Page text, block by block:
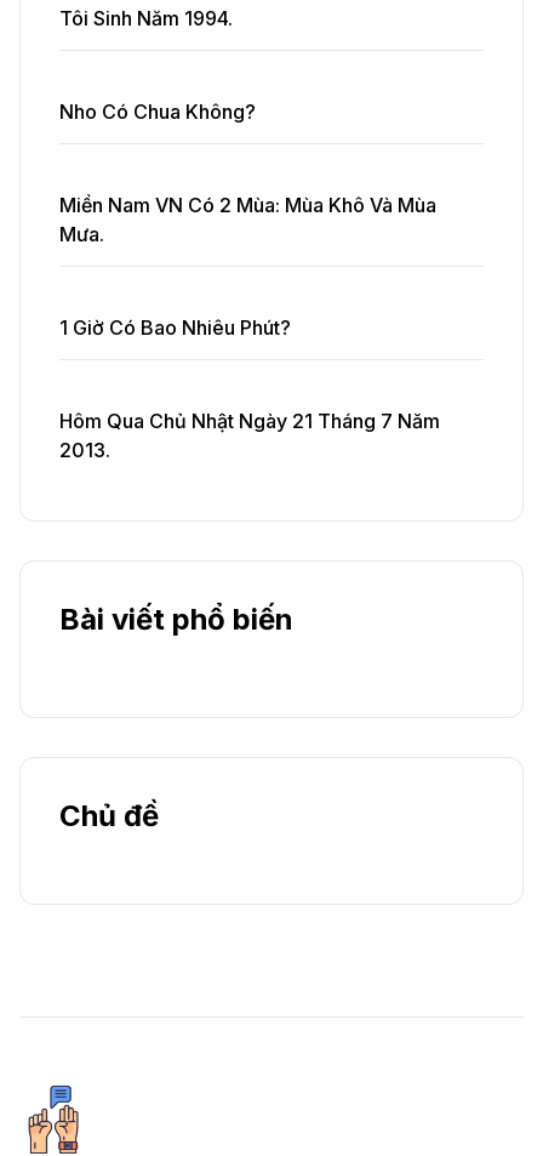
Tôi Sinh Năm 1994.
Nho Có Chua Không?
Miền Nam VN Có 2 Mùa: Mùa Khô Và Mùa
Mưa.
1 Giờ Có Bao Nhiêu Phút?
Hôm Qua Chủ Nhật Ngày 21 Tháng 7 Năm
2013.
Bài viết phổ biến
Chủ đề